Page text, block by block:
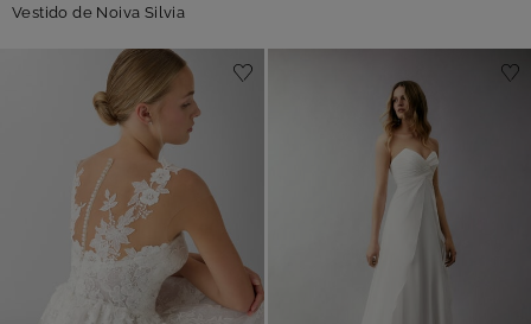
Vestido de Noiva Silvia